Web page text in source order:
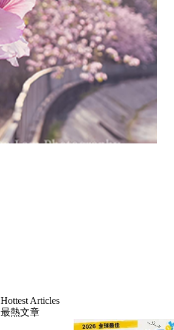
Hottest Articles
最熱文章